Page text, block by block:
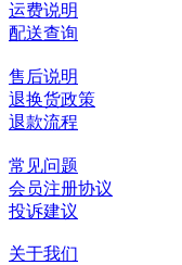
运费说明
配送查询
售后说明
退换货政策
退款流程
常见问题
会员注册协议
投诉建议
关于我们